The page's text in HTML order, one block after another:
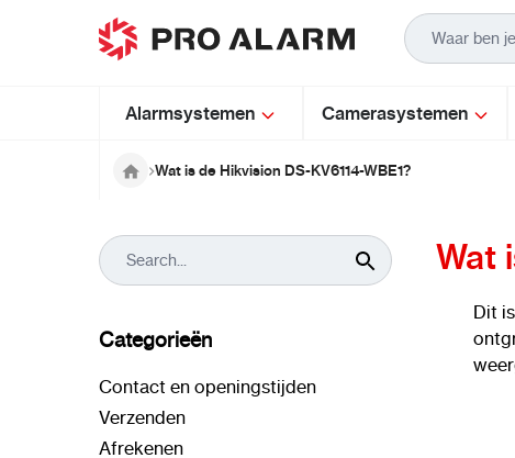
Ga naar de inhoud
Alarmsystemen Camerasystemen
Wat is de Hikvision DS-KV6114-WBE1?
Wat
Dit
Categorieën
Contact en openingstijden
Verzenden
Afrekenen